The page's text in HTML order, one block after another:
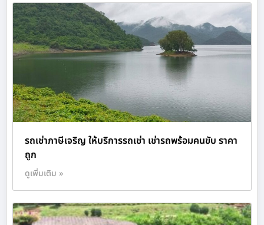
รถเช่าภาษีเจริญ ให้บริการรถเช่า เช่ารถพร้อมคนขับ ราคา
ถูก
ดูเพิ่มเติม »